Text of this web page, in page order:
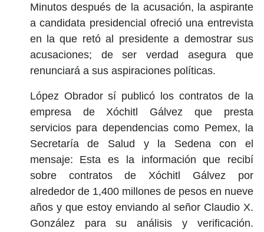
Minutos después de la acusación, la aspirante
a candidata presidencial ofreció una entrevista
en la que retó al presidente a demostrar sus
acusaciones; de ser verdad asegura que
renunciará a sus aspiraciones políticas.
López Obrador sí publicó los contratos de la
empresa de Xóchitl Gálvez que presta
servicios para dependencias como Pemex, la
Secretaría de Salud y la Sedena con el
mensaje: Esta es la información que recibí
sobre contratos de Xóchitl Gálvez por
alrededor de 1,400 millones de pesos en nueve
años y que estoy enviando al señor Claudio X.
González para su análisis y verificación.